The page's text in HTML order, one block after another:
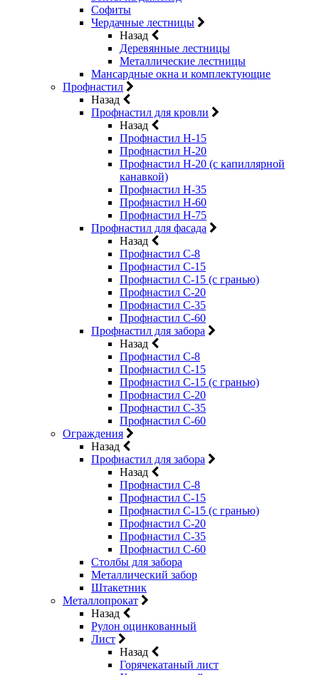
Софиты
Чердачные лестницы
Назад
Деревянные лестницы
Металлические лестницы
Мансардные окна и комплектующие
Профнастил
Назад
Профнастил для кровли
Назад
Профнастил Н-15
Профнастил Н-20
Профнастил Н-20 (с капиллярной
канавкой)
Профнастил Н-35
Профнастил Н-60
Профнастил Н-75
Профнастил для фасада
Назад
Профнастил С-8
Профнастил С-15
Профнастил С-15 (с гранью)
Профнастил С-20
Профнастил С-35
Профнастил С-60
Профнастил для забора
Назад
Профнастил С-8
Профнастил С-15
Профнастил С-15 (с гранью)
Профнастил С-20
Профнастил С-35
Профнастил С-60
Ограждения
Назад
Профнастил для забора
Назад
Профнастил С-8
Профнастил С-15
Профнастил С-15 (с гранью)
Профнастил С-20
Профнастил С-35
Профнастил С-60
Столбы для забора
Металлический забор
Штакетник
Металлопрокат
Назад
Рулон оцинкованный
Лист
Назад
Горячекатаный лист